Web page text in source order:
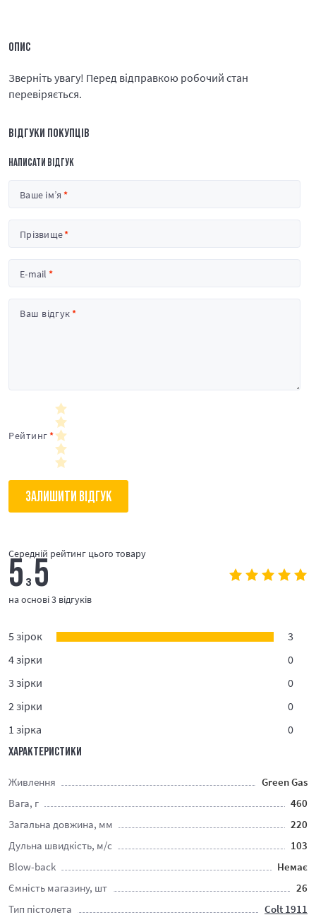
ОПИС
Зверніть увагу! Перед відправкою робочий стан
перевіряється.
ВІДГУКИ ПОКУПЦІВ
НАПИСАТИ ВІДГУК
Ваше ім’я
Прізвище
E-mail
Ваш відгук
Рейтинг
ЗАЛИШИТИ ВІДГУК
Середній рейтинг цього товару
5 з5
на основі 3 відгуків
5 зірок
3
4 зірки
0
3 зірки
0
2 зірки
0
1 зірка
0
ХАРАКТЕРИСТИКИ
Живлення
Green Gas
Вага, г
460
Загальна довжина, мм
220
Дульна швидкість, м/c
103
Blow-back
Немає
Ємність магазину, шт
26
Тип пістолета
Colt 1911